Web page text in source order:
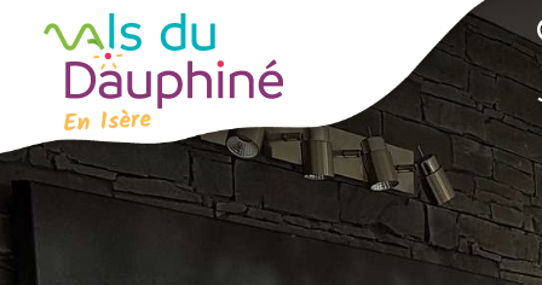
Panneau de gestion des cookies